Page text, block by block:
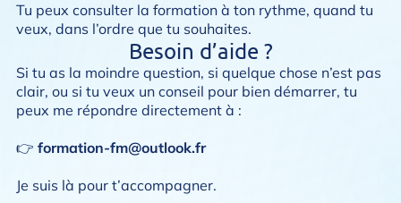
Tu peux consulter la formation à ton rythme, quand tu
veux, dans l’ordre que tu souhaites.
Besoin d’aide ?
Si tu as la moindre question, si quelque chose n’est pas
clair, ou si tu veux un conseil pour bien démarrer, tu
peux me répondre directement à :
👉 formation-fm@outlook.fr
Je suis là pour t’accompagner.